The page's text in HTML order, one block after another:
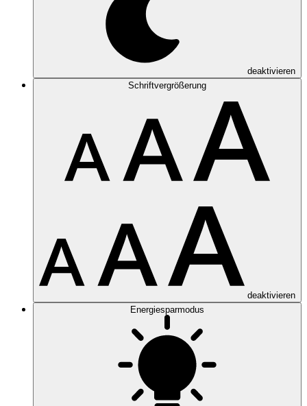
deaktivieren
Schriftvergrößerung
deaktivieren
Energiesparmodus